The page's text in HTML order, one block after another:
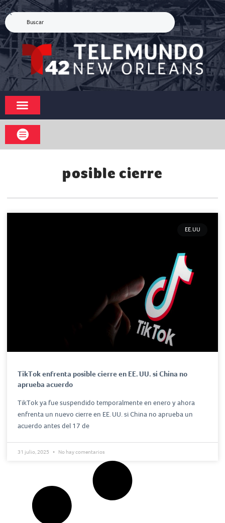
posible cierre
EE.UU
TikTok enfrenta posible cierre en EE. UU. si China no
aprueba acuerdo
TikTok ya fue suspendido temporalmente en enero y ahora
enfrenta un nuevo cierre en EE. UU. si China no aprueba un
acuerdo antes del 17 de
31 julio, 2025 No hay comentarios